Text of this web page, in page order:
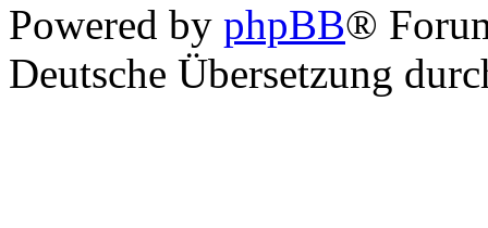
Powered by phpBB®
Deutsche Übersetzung